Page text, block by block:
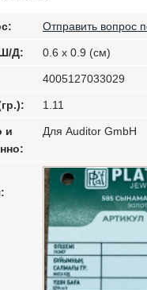
Отправить вопрос
Д: 0.6 x 0.9 (см)
4005127033029
1.11
и
Для Auditor GmbH